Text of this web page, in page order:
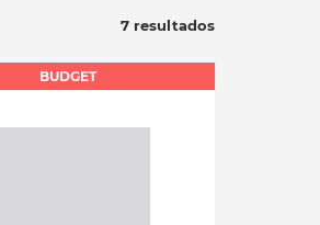
7 resultados
BUDGET